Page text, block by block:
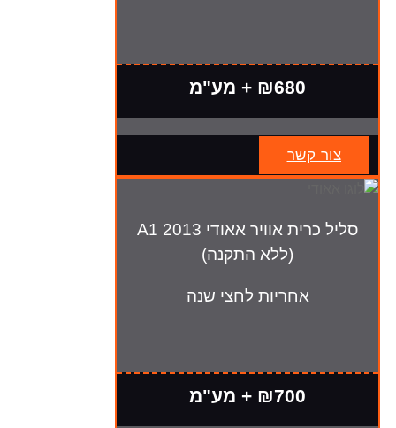
₪680 + מע"מ
צור קשר
סליל כרית אוויר אאודי A1 2013
(ללא התקנה)
אחריות לחצי שנה
₪700 + מע"מ